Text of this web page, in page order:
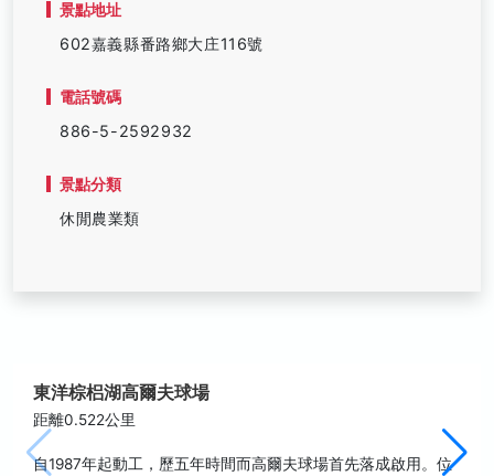
景點地址
602嘉義縣番路鄉大庄116號
電話號碼
886-5-2592932
景點分類
休閒農業類
東洋棕梠湖高爾夫球場
距離0.522公里
自1987年起動工，歷五年時間而高爾夫球場首先落成啟用。位